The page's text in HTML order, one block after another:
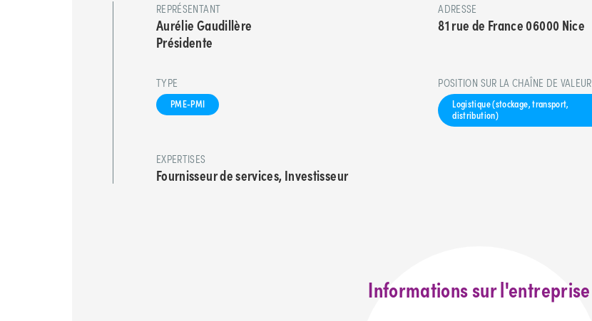
REPRÉSENTANT
Aurélie Gaudillère
Présidente
ADRESSE
81 rue de France 06000 Nice
TYPE
PME-PMI
POSITION SUR LA CHAÎNE DE VALEUR
Logistique (stockage, transport,
distribution)
EXPERTISES
Fournisseur de services, Investisseur
Informations sur l'entreprise